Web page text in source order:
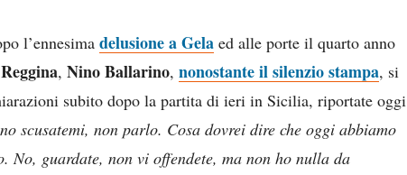
l’ennesima delusione a Gela ed alle porte il quarto anno
Reggina, Nino Ballarino, nonostante il silenzio stampa, si
subito dopo la partita di ieri in Sicilia, riportate oggi
scusatemi, non parlo. Cosa dovrei dire che oggi abbiamo
No, guardate, non vi offendete, ma non ho nulla da